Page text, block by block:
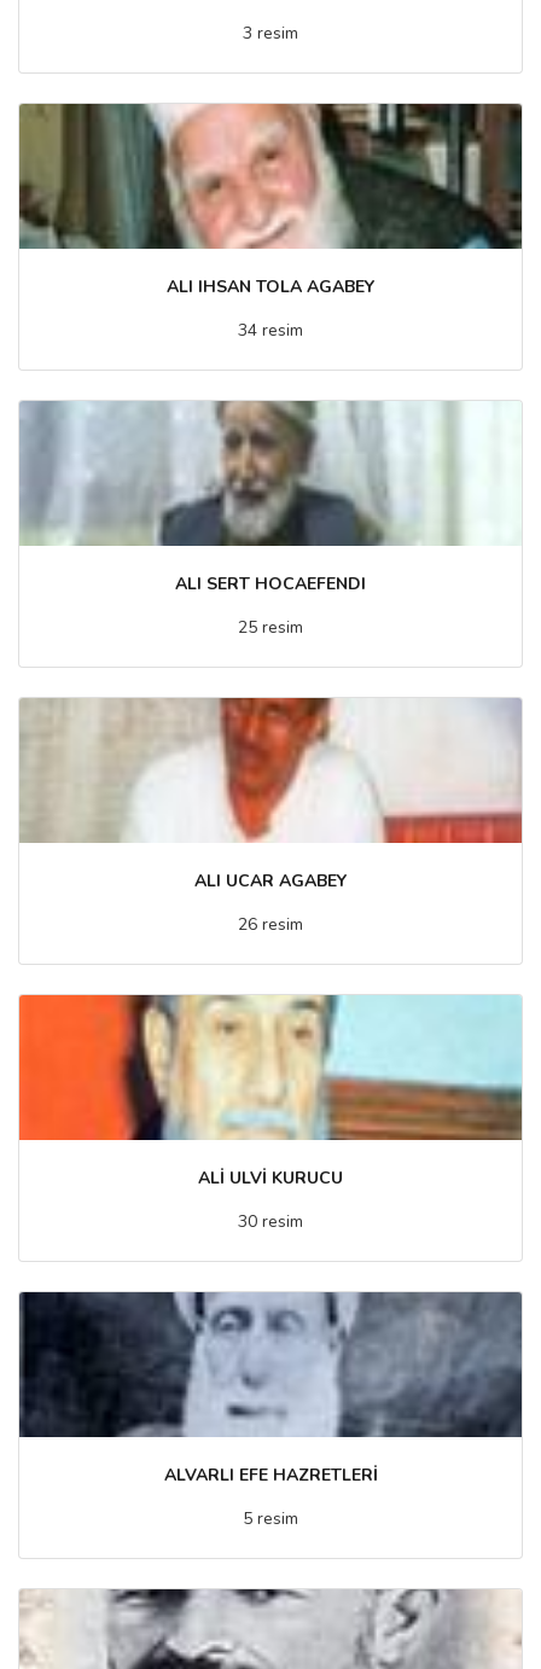
3 resim
ALI IHSAN TOLA AGABEY
34 resim
ALI SERT HOCAEFENDI
25 resim
ALI UCAR AGABEY
26 resim
ALİ ULVİ KURUCU
30 resim
ALVARLI EFE HAZRETLERİ
5 resim